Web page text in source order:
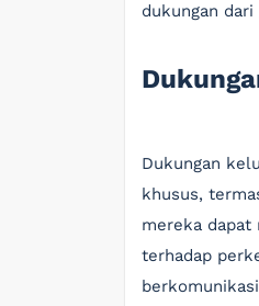
dukungan
Dukungan
khusus,
mereka dapat
terhadap